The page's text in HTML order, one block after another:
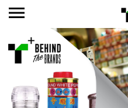
-ก